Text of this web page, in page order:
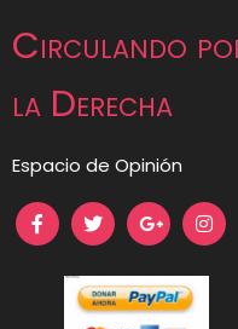
Circulando
la Derecha
Espacio de Opinión